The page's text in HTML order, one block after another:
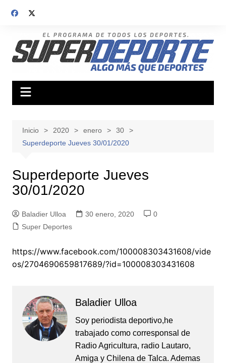
Inicio 2020 enero
30
Superdeporte Jueves 30/01/2020
Superdeporte Jueves
30/01/2020
Baladier Ulloa 30 enero, 2020
0
Super Deportes
https://www.facebook.com/100008303431608/vide
os/2704690659817689/?id=100008303431608
Baladier Ulloa
Soy periodista deportivo,he
trabajado como corresponsal de
Radio Agricultura, radio Lautaro,
Amiga y Chilena de Talca. Ademas